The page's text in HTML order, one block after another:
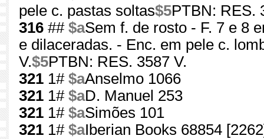
pele c. pastas soltas$5PTBN: RES.
316 ## $aSem f. de rosto - F. 7 e 8
e dilaceradas. - Enc. em pele c.
V.$5PTBN: RES. 3587 V.
321 1# $aAnselmo 1066
321 1# $aD. Manuel 253
321 1# $aSimões 101
321 1# $aIberian Books 68854